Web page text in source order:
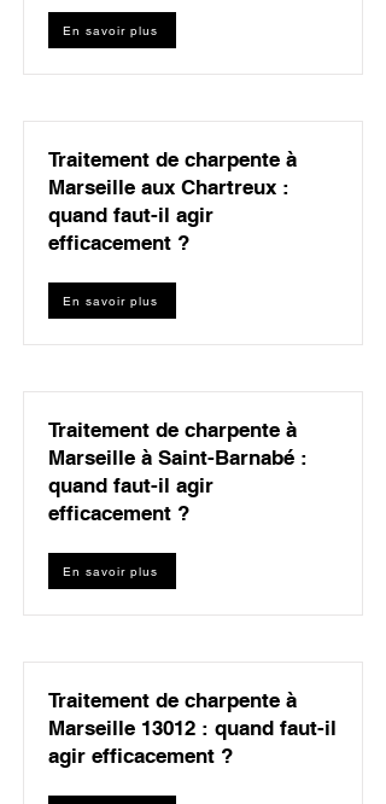
En savoir plus
Traitement de charpente à
Marseille aux Chartreux :
quand faut-il agir
efficacement ?
En savoir plus
Traitement de charpente à
Marseille à Saint-Barnabé :
quand faut-il agir
efficacement ?
En savoir plus
Traitement de charpente à
Marseille 13012 : quand faut-il
agir efficacement ?